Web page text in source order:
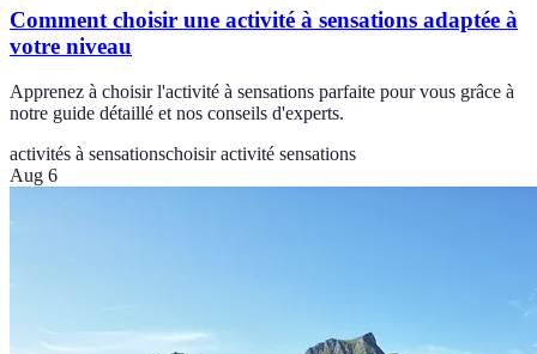
Comment choisir une activité à sensations adaptée à
votre niveau
Apprenez à choisir l'activité à sensations parfaite pour vous grâce à
notre guide détaillé et nos conseils d'experts.
activités à sensationschoisir activité sensations
Aug 6